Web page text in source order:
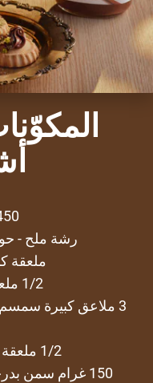
450غرام
رشة ملح - حوالي 1/8
ملعقة
1/2 ملعقة صغيرة قرفة.
3 ملاعق كبيرة
1/2 ملعقة صغيرة خميرة جافة.
150 غرام سمن بدرجة حرارة الغرفة وغير مذاب.